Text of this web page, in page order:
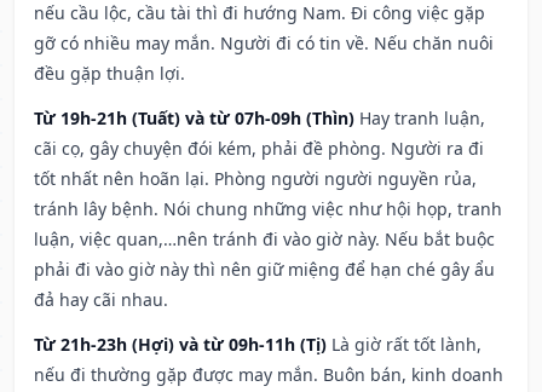
nếu cầu lộc, cầu tài thì đi hướng Nam. Đi công việc gặp
gỡ có nhiều may mắn. Người đi có tin về. Nếu chăn nuôi
đều gặp thuận lợi.
Từ 19h-21h (Tuất) và từ 07h-09h (Thìn) Hay tranh luận,
cãi cọ, gây chuyện đói kém, phải đề phòng. Người ra đi
tốt nhất nên hoãn lại. Phòng người người nguyền rủa,
tránh lây bệnh. Nói chung những việc như hội họp, tranh
luận, việc quan,…nên tránh đi vào giờ này. Nếu bắt buộc
phải đi vào giờ này thì nên giữ miệng để hạn ché gây ẩu
đả hay cãi nhau.
Từ 21h-23h (Hợi) và từ 09h-11h (Tị) Là giờ rất tốt lành,
nếu đi thường gặp được may mắn. Buôn bán, kinh doanh